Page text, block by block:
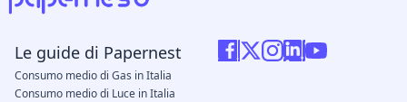
Le guide di Papernest
Consumo medio di Gas in Italia
Consumo medio di Luce in Italia